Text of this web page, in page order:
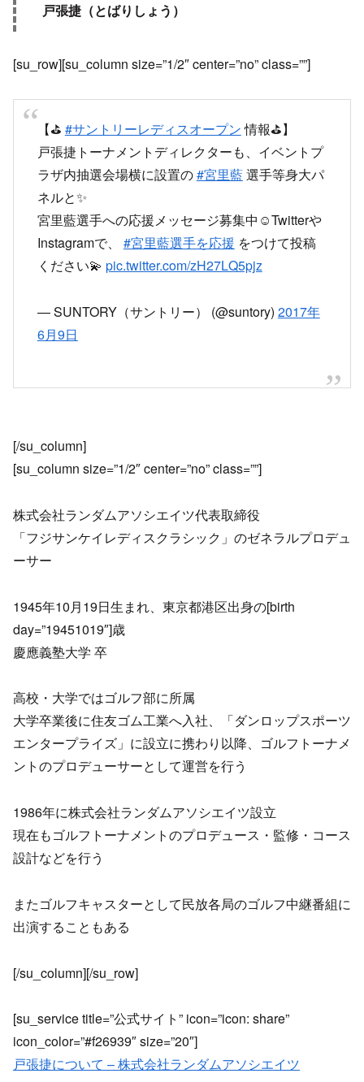
戸張捷（とばりしょう）
[su_row][su_column size=”1/2″ center=”no” class=””]
【⛳ #サントリーレディスオープン情報⛳】
戸張捷トーナメントディレクターも、イベントプ
ラザ内抽選会場横に設置の#宮里藍選手等身大パ
ネルと✨
宮里藍選手への応援メッセージ募集中☺Twitterや
Instagramで、 #宮里藍選手を応援 をつけて投稿
ください💫 pic.twitter.com/zH27LQ5pjz
— SUNTORY（サントリー） (@suntory) 2017年
6月9日
[/su_column]
[su_column size=”1/2″ center=”no” class=””]
株式会社ランダムアソシエイツ代表取締役
「フジサンケイレディスクラシック」のゼネラルプロデュ
ーサー
1945年10月19日生まれ、東京都港区出身の[birth
day=”19451019″]歳
慶應義塾大学 卒
高校・大学ではゴルフ部に所属
大学卒業後に住友ゴム工業へ入社、「ダンロップスポーツ
エンタープライズ」に設立に携わり以降、ゴルフトーナメ
ントのプロデューサーとして運営を行う
1986年に株式会社ランダムアソシエイツ設立
現在もゴルフトーナメントのプロデュース・監修・コース
設計などを行う
またゴルフキャスターとして民放各局のゴルフ中継番組に
出演することもある
[/su_column][/su_row]
[su_service title=”公式サイト” icon=”icon: share”
icon_color=”#f26939″ size=”20″]
戸張捷について – 株式会社ランダムアソシエイツ